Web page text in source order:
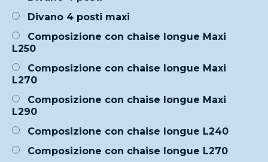
Divano 4 posti maxi
Composizione con chaise longue Maxi
L250
Composizione con chaise longue Maxi
L270
Composizione con chaise longue Maxi
L290
Composizione con chaise longue L240
Composizione con chaise longue L270